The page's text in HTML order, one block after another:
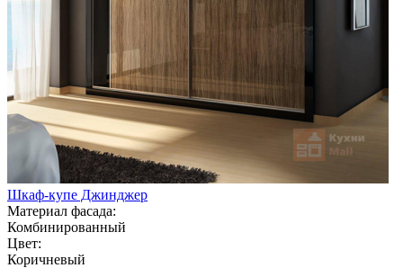
Шкаф-купе Джинджер
Материал фасада:
Комбинированный
Цвет:
Коричневый